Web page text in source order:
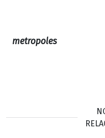
metropoles